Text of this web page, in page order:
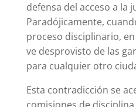
defensa del acceso a la
Paradójicamente,
proceso disciplinario,
ve desprovisto de las
para cualquier otro
Esta contradicción se